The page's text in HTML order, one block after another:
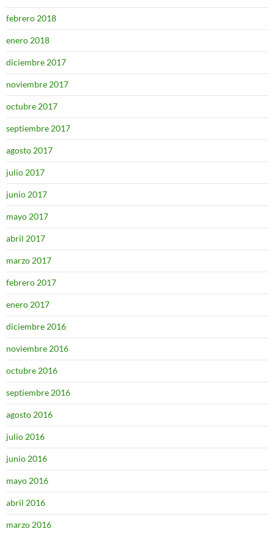
febrero 2018
enero 2018
diciembre 2017
noviembre 2017
octubre 2017
septiembre 2017
agosto 2017
julio 2017
junio 2017
mayo 2017
abril 2017
marzo 2017
febrero 2017
enero 2017
diciembre 2016
noviembre 2016
octubre 2016
septiembre 2016
agosto 2016
julio 2016
junio 2016
mayo 2016
abril 2016
marzo 2016